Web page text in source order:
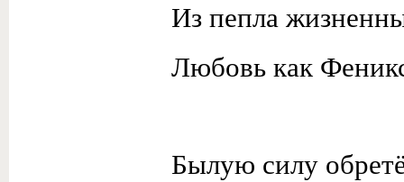
Из пепла
Любовь как
Былую силу